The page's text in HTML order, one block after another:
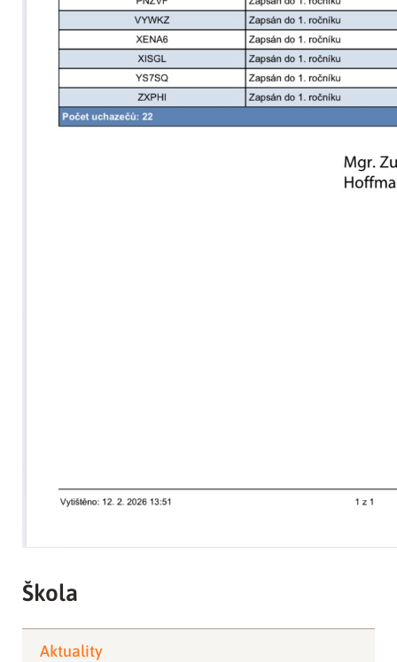
Škola
Aktuality